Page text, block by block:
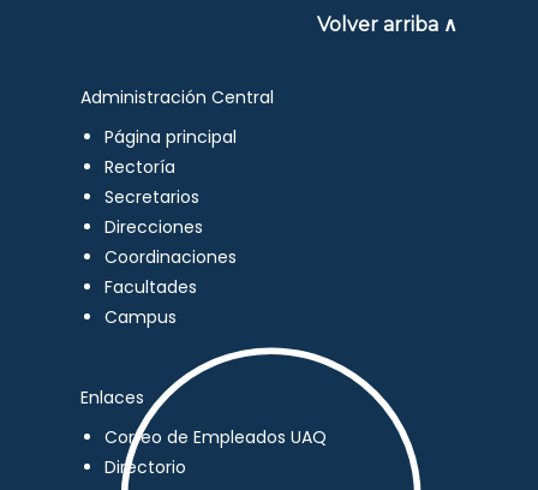
Volver arriba ∧
Administración Central
Página principal
Rectoría
Secretarios
Direcciones
Coordinaciones
Facultades
Campus
Enlaces
Correo de Empleados UAQ
Directorio